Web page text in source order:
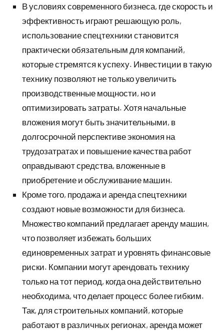
В условиях современного бизнеса, где скорость и
эффективность играют решающую роль,
использование спецтехники становится
практически обязательным для компаний,
которые стремятся к успеху. Инвестиции в такую
технику позволяют не только увеличить
производственные мощности, но и
оптимизировать затраты. Хотя начальные
вложения могут быть значительными, в
долгосрочной перспективе экономия на
трудозатратах и повышение качества работ
оправдывают средства, вложенные в
приобретение и обслуживание машин.
Кроме того, продажа и аренда спецтехники
создают новые возможности для бизнеса.
Множество компаний предлагает аренду машин,
что позволяет избежать больших
единовременных затрат и уровнять финансовые
риски. Компании могут арендовать технику
только на тот период, когда она действительно
необходима, что делает процесс более гибким.
Так, для строительных компаний, которые
работают в различных регионах, аренда может